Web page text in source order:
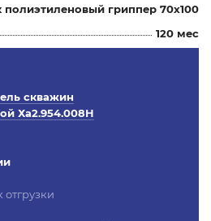
гриппер 70х100
120 мес
скважин
Ха2.954.008Н
отгрузки